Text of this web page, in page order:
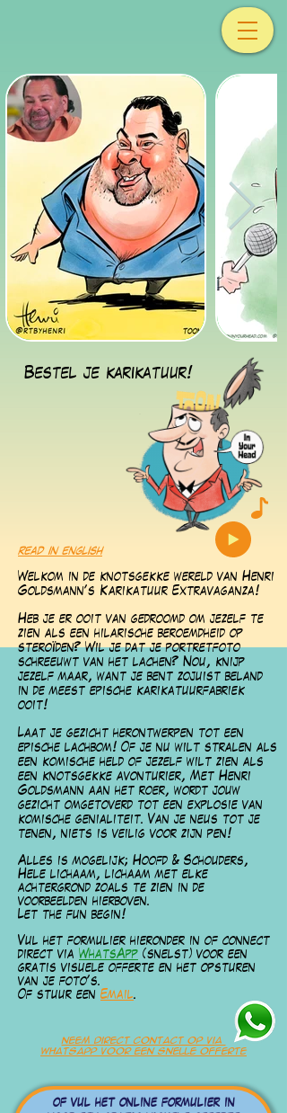
Bestel je karikatuur!
read in english
Welkom in de knotsgekke wereld van Henri
Goldsmann's Karikatuur Extravaganza!
Heb je er ooit van gedroomd om jezelf te
zien als een hilarische beroemdheid op
steroïden? Wil je dat je portretfoto
schreeuwt van het lachen? Nou, knijp
jezelf maar, want je bent zojuist beland
in de meest epische karikatuurfabriek
ooit!
Laat je gezicht herontwerpen tot een
epische lachbom! Of je nu wilt stralen als
een komische held of jezelf wilt zien als
een knotsgekke avonturier, Met Henri
Goldsmann aan het roer, wordt jouw
gezicht omgetoverd tot een explosie van
komische genialiteit. Van je neus tot je
tenen, niets is veilig voor zijn pen!
Alles is mogelijk; Hoofd & Schouders,
Hele lichaam, lichaam met elke
achtergrond zoals te zien in de
voorbeelden hierboven.
Let the fun begin!
Vul het formulier hieronder in of connect
direct via WhatsApp (snelst) voor een
gratis visuele offerte en het opsturen
van je foto's.
Of stuur een Email.
neem direct contact op via
whatsapp voor een snelle offerte
of vul het online formulier in